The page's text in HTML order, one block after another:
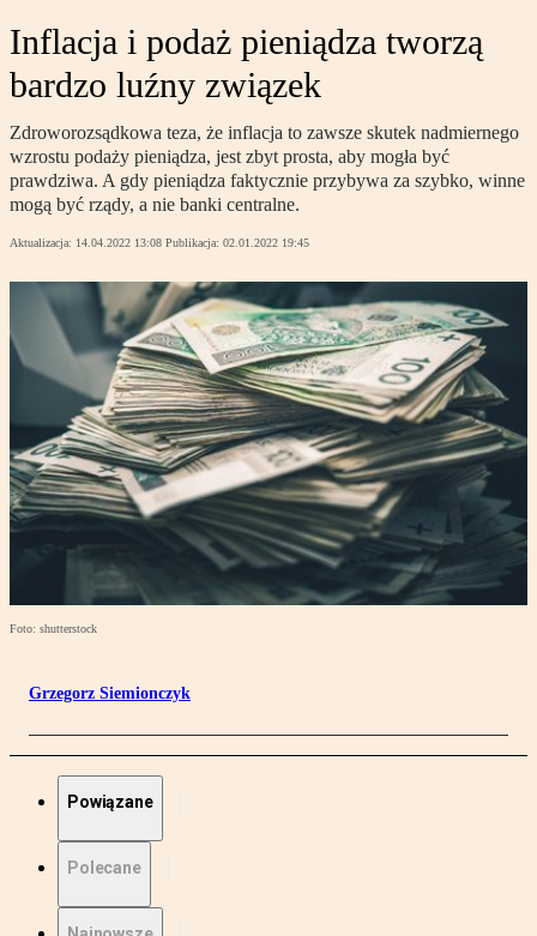
Inflacja i podaż pieniądza tworzą
bardzo luźny związek
Zdroworozsądkowa teza, że inflacja to zawsze skutek nadmiernego
wzrostu podaży pieniądza, jest zbyt prosta, aby mogła być
prawdziwa. A gdy pieniądza faktycznie przybywa za szybko, winne
mogą być rządy, a nie banki centralne.
Aktualizacja: 14.04.2022 13:08 Publikacja: 02.01.2022 19:45
Foto: shutterstock
Grzegorz Siemionczyk
Powiązane
Polecane